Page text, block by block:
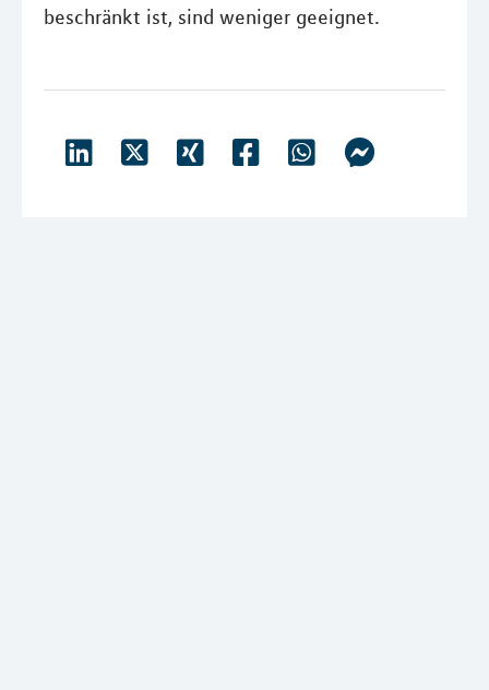
beschränkt ist, sind weniger geeignet.